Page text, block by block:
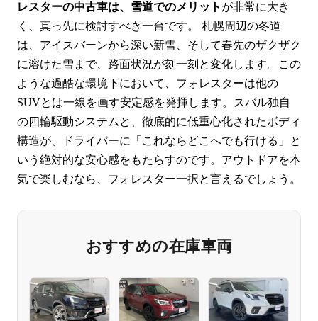
レスターの中古車は、雪道でのメリット が非常に大き
く、真っ先に検討すべき一台です。 札幌周辺の冬道
は、アイスバーンから深い新雪、そして春先のザクザク
に溶けた雪まで、路面状況が刻一刻と変化します。この
ような過酷な環境下において、フォレスターは他の
SUVとは一線を画す安定感を発揮します。スバル独自
の四輪駆動システムと、徹底的に低重心化されたボディ
構造が、ドライバーに「これならどこへでも行ける」と
いう絶対的な安心感をもたらすのです。アウトドアを本
気で楽しむなら、フォレスター一択と言えるでしょう。
おすすめの在庫車両